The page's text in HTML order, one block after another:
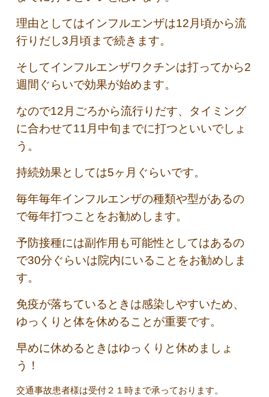
理由としてはインフルエンザは12月頃から流
行りだし3月頃まで続きます。
そしてインフルエンザワクチンは打ってから2
週間ぐらいで効果が始めます。
なので12月ごろから流行りだす、タイミング
に合わせて11月中旬までに打つといいでしょ
う。
持続効果としては5ヶ月ぐらいです。
毎年毎年インフルエンザの種類や型があるの
で毎年打つことをお勧めします。
予防接種には副作用も可能性としてはあるの
で30分ぐらいは院内にいることをお勧めしま
す。
免疫が落ちているときは感染しやすいため、
ゆっくりと体を休めることが重要です。
早めに休めるときはゆっくりと休めましょ
う！
交通事故患者様は受付２１時まで承っております。